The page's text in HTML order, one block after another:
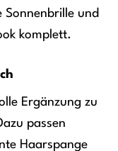
Sonnenbrille und
komplett.
Ergänzung zu
passen
Haarspange